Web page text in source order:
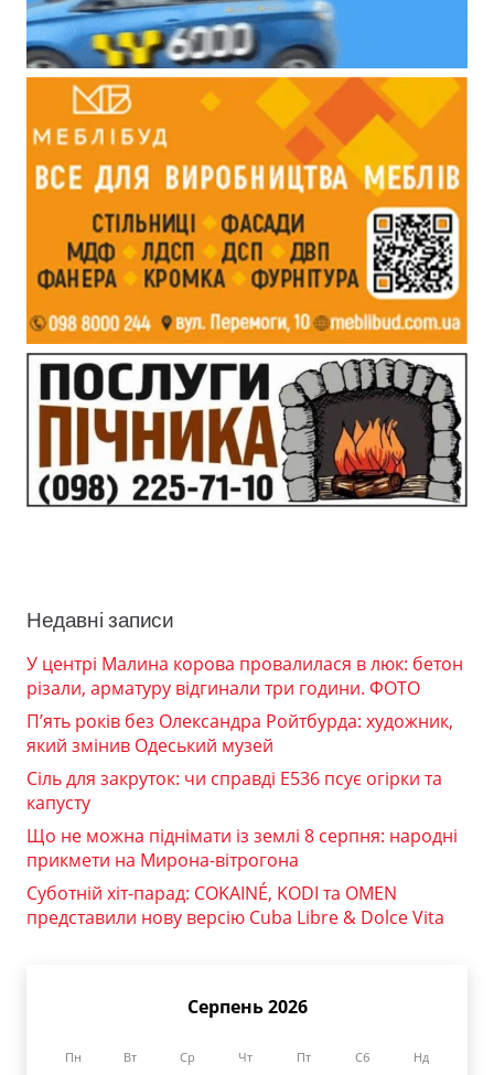
Недавні записи
У центрі Малина корова провалилася в люк: бетон
різали, арматуру відгинали три години. ФОТО
П’ять років без Олександра Ройтбурда: художник,
який змінив Одеський музей
Сіль для закруток: чи справді Е536 псує огірки та
капусту
Що не можна піднімати із землі 8 серпня: народні
прикмети на Мирона-вітрогона
Суботній хіт-парад: COKAINÉ, KODI та OMEN
представили нову версію Cuba Libre & Dolce Vita
Серпень 2026
Пн Вт Ср Чт Пт Сб Нд